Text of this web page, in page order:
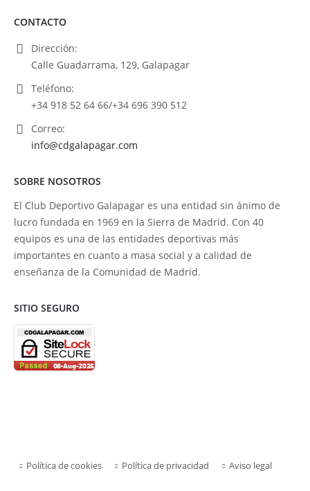
CONTACTO
Dirección:
Calle Guadarrama, 129, Galapagar
Teléfono:
+34 918 52 64 66/+34 696 390 512
Correo:
info@cdgalapagar.com
SOBRE NOSOTROS
El Club Deportivo Galapagar es una entidad sin ánimo de
lucro fundada en 1969 en la Sierra de Madrid. Con 40
equipos es una de las entidades deportivas más
importantes en cuanto a masa social y a calidad de
enseñanza de la Comunidad de Madrid.
SITIO SEGURO
Política de cookies Política de privacidad Aviso legal